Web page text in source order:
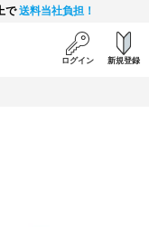
で送料当社負担！
ログイン 新規登録